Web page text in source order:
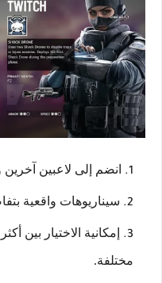
انضم إلى لاعبين
سيناريوهات واقعية
مختلفة.